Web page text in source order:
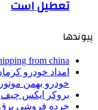
تعطیل است
پیوندها
from china
امداد خودرو
خودرو بهمن موتور
بروکر ایکس چیف
خرده فروشی برق